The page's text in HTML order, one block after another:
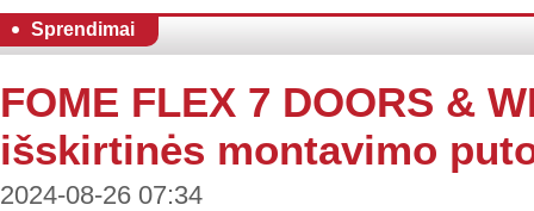
Sprendimai
FOME FLEX 7 DOORS &
išskirtinės montavimo
2024-08-26 07:34